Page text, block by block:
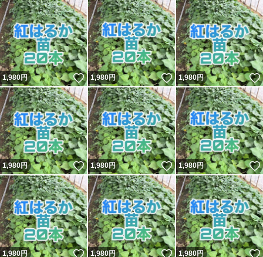
1,980円 いいね！
1,980円 いいね！
1,980円
1,980円 いいね！
1,980円 いいね！
1,980円
1,980円 いいね！
1,980円 いいね！
1,980円